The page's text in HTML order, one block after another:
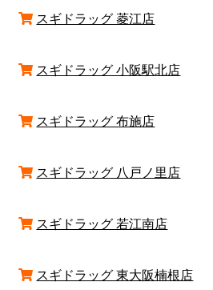
スギドラッグ 菱江店
スギドラッグ 小阪駅北店
スギドラッグ 布施店
スギドラッグ 八戸ノ里店
スギドラッグ 若江南店
スギドラッグ 東大阪楠根店